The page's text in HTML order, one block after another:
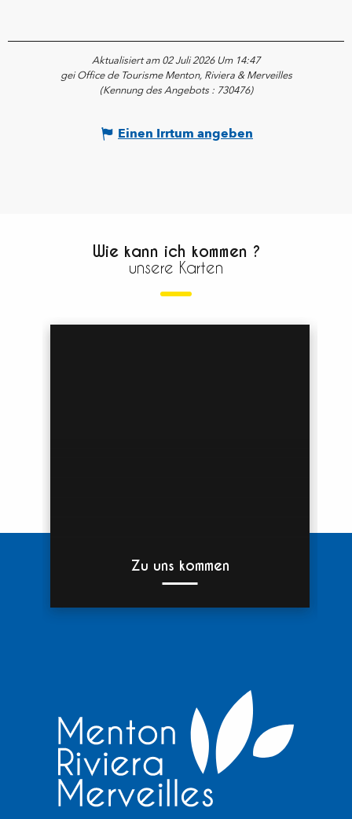
Aktualisiert am 02 Juli 2026 Um 14:47
gei Office de Tourisme Menton, Riviera & Merveilles
(Kennung des Angebots : 730476)
Einen Irrtum angeben
Wie kann ich kommen ?
unsere Karten
Zu uns kommen